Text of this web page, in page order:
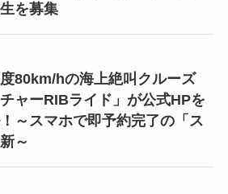
を募集
80km/hの海上絶叫クルーズ
ャーRIBライド」が公式HPを
～スマホで即予約完了の「ス
～